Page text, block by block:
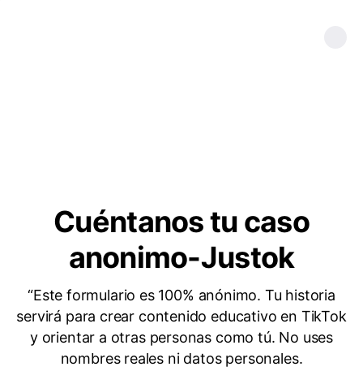
Cuéntanos tu caso
anonimo-Justok
“Este formulario es 100% anónimo. Tu historia
servirá para crear contenido educativo en TikTok
y orientar a otras personas como tú. No uses
nombres reales ni datos personales.